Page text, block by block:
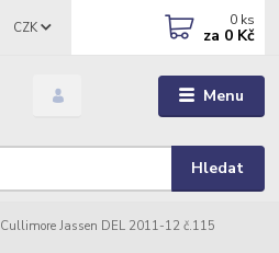
Menu
CZK
Hledat
0 ks
za 0 Kč
Cullimore Jassen DEL 2011-12 č.115